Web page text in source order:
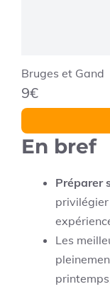
Bruges et Gand
9€
En bref
Préparer
Les